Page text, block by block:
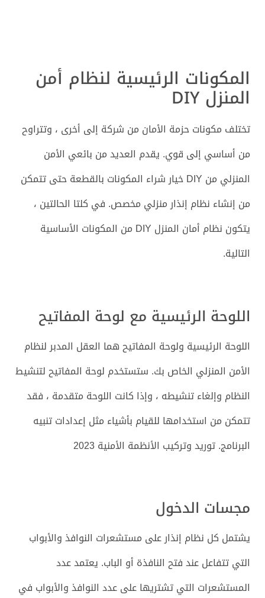
المكونات الرئيسية لنظام أمن
المنزل DIY
تختلف مكونات حزمة الأمان من شركة إلى أخرى ، وتتراوح
من أساسي إلى قوي. يقدم العديد من بائعي الأمن
المنزلي من DIY خيار شراء المكونات بالقطعة حتى تتمكن
من إنشاء نظام إنذار منزلي مخصص. في كلتا الحالتين ،
يتكون نظام أمان المنزل DIY من المكونات الأساسية
التالية.
اللوحة الرئيسية مع لوحة المفاتيح
اللوحة الرئيسية ولوحة المفاتيح هما العقل المدبر لنظام
الأمن المنزلي الخاص بك. ستستخدم لوحة المفاتيح لتنشيط
النظام وإلغاء تنشيطه ، وإذا كانت اللوحة متقدمة ، فقد
تتمكن من استخدامها للقيام بأشياء مثل إعدادات تنبيه
البرنامج. توريد وتركيب الأنظمة الأمنية 2023
مجسات الدخول
يشتمل كل نظام إنذار على مستشعرات النوافذ والأبواب
التي تتفاعل عند فتح النافذة أو الباب. يعتمد عدد
المستشعرات التي تشتريها على عدد النوافذ والأبواب في